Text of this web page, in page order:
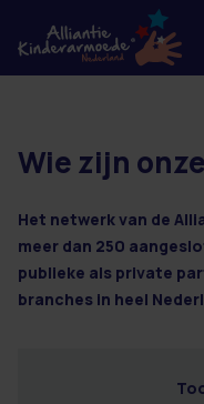
30 resultaten
Wie zijn
Het netwerk van de
meer dan 250
publieke als private
branches in heel